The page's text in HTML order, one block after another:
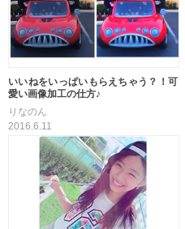
いいねをいっぱいもらえちゃう？！可
愛い画像加工の仕方♪
りなのん
2016.6.11